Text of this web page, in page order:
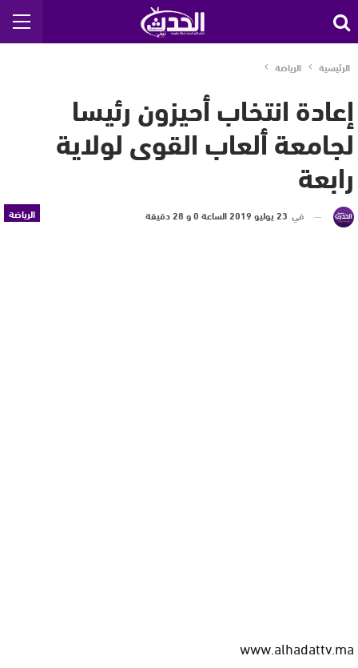
الرئيسية الرياضة
إعادة انتخاب أحيزون رئيسا
لجامعة ألعاب القوى لولاية
رابعة
الرياضة في 23 يوليو 2019 الساعة 0 و 28 دقيقة
www.alhadattv.ma